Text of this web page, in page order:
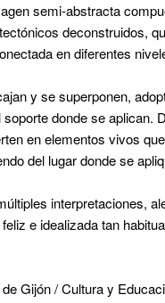
semi-abstracta
deconstruidos,
en diferentes
y se superponen,
donde se aplican.
en elementos vivos
del lugar donde se
interpretaciones,
e idealizada tan
Gijón / Cultura y